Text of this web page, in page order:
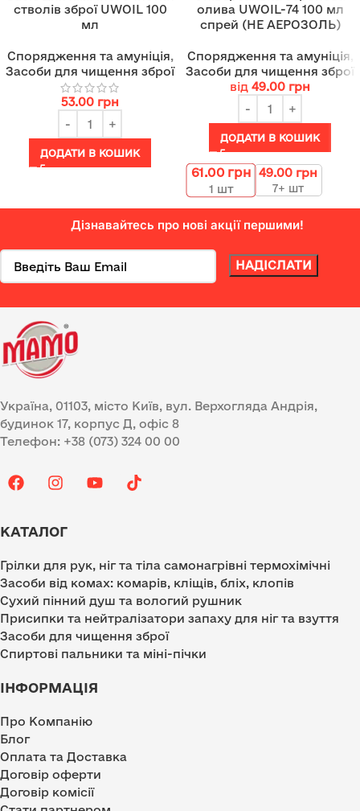
стволів зброї UWOIL 100
мл
Спорядження та амуніція,
Засоби для чищення зброї
53.00 грн
ДОДАТИ В КОШИК
олива UWOIL-74 100 мл
спрей (НЕ АЕРОЗОЛЬ)
Спорядження та амуніція
Засоби для чищення зброї
від 49.00 грн
ДОДАТИ В КОШИК
61.00 грн
1 шт
49.00 грн
7+ шт
Дізнавайтесь про нові акції першими!
Україна, 01103, місто Київ, вул. Верхогляда Андрія,
будинок 17, корпус Д, офіс 8
Телефон: +38 (073) 324 00 00
КАТАЛОГ
Грілки для рук, ніг та тіла самонагрівні термохімічні
Засоби від комах: комарів, кліщів, бліх, клопів
Сухий пінний душ та вологий рушник
Присипки та нейтралізатори запаху для ніг та взуття
Засоби для чищення зброї
Спиртові пальники та міні-пічки
ІНФОРМАЦІЯ
Про Компанію
Блог
Оплата та Доставка
Договір оферти
Договір комісії